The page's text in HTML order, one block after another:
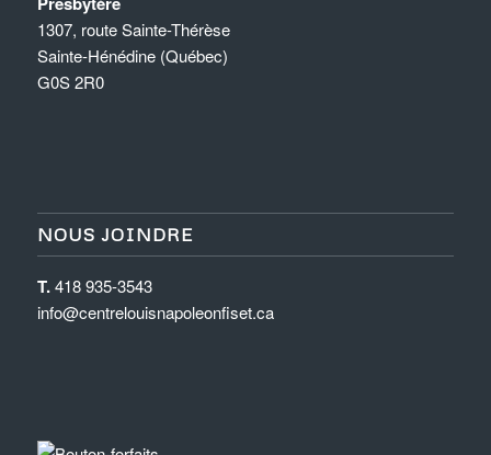
1307, route Sainte-Thérèse
Sainte-Hénédine (Québec)
G0S 2R0
NOUS JOINDRE
T.418 935-3543
info@centrelouisnapoleonfiset.ca